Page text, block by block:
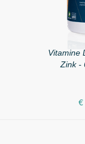
Vitamine
Zink -